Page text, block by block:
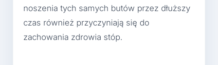
noszenia tych samych butów przez dłuższy
czas również przyczyniają się do
zachowania zdrowia stóp.